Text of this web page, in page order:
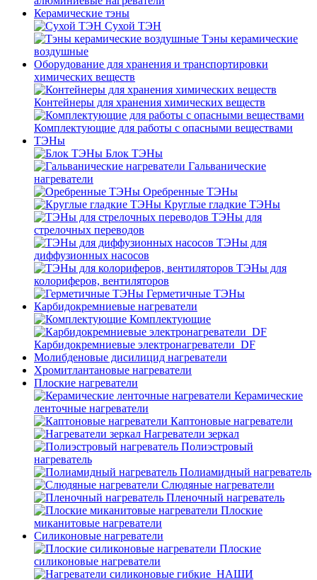
Керамические тэны
Сухой ТЭН
Тэны керамические
воздушные
Оборудование для хранения и транспортировки
химических веществ
Контейнеры для хранения химических веществ
Комплектующие для работы с опасными веществами
ТЭНы
Блок ТЭНы
Гальванические
нагреватели
Оребренные ТЭНы
Круглые гладкие ТЭНы
ТЭНы для
стрелочных переводов
ТЭНы для
диффузионных насосов
ТЭНы для
колориферов, вентиляторов
Герметичные ТЭНы
Карбидокремниевые нагреватели
Комплектующие
Карбидокремниевые электронагреватели_DF
Молибденовые дисилицид нагреватели
Хромитлантановые нагреватели
Плоские нагреватели
Керамические
ленточные нагреватели
Каптоновые нагреватели
Нагреватели зеркал
Полиэстровый
нагреватель
Полиамидный нагреватель
Слюдяные нагреватели
Пленочный нагреватель
Плоские
миканитовые нагреватели
Силиконовые нагреватели
Плоские
силиконовые нагреватели